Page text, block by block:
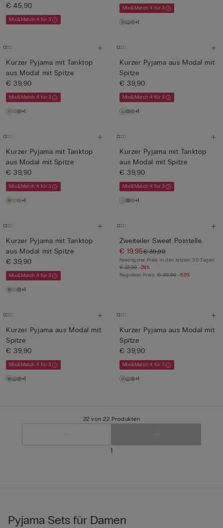
€ 45,90
Mix&Match 4 für 3
Mix&Match 4 für 3
+1
Kurzer Pyjama mit Tanktop
aus Modal mit Spitze
€ 39,90
Mix&Match 4 für 3
+1
Kurzer Pyjama aus Modal mit
Spitze
€ 39,90
Mix&Match 4 für 3
+1
Kurzer Pyjama mit Tanktop
aus Modal mit Spitze
€ 39,90
Mix&Match 4 für 3
+1
Kurzer Pyjama mit Tanktop
aus Modal mit Spitze
€ 39,90
Mix&Match 4 für 3
+1
Kurzer Pyjama mit Tanktop
aus Modal mit Spitze
€ 39,90
Mix&Match 4 für 3
+1
Zweiteiler Sweet Pointelle
€ 19,95€ 39,90
Niedrigster Preis in den letzten 30 Tagen:
€ 27,90 -28%
Regulärer Preis: € 39,90 -50%
Kurzer Pyjama aus Modal mit
Spitze
€ 39,90
Mix&Match 4 für 3
+1
Kurzer Pyjama aus Modal mit
Spitze
€ 39,90
Mix&Match 4 für 3
+1
22 von 22 Produkten
1
Pyjama Sets für Damen